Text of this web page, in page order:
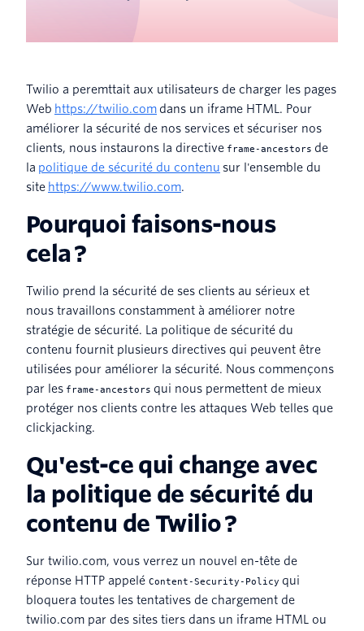
Twilio a peremttait aux utilisateurs de charger les pages
Web https://twilio.comdans un iframe HTML. Pour
améliorer la sécurité de nos services et sécuriser nos
clients, nous instaurons la directive frame-ancestors de
la politique de sécurité du contenu sur l'ensemble du
site https://www.twilio.com.
Pourquoi faisons-nous
cela ?
Twilio prend la sécurité de ses clients au sérieux et
nous travaillons constamment à améliorer notre
stratégie de sécurité. La politique de sécurité du
contenu fournit plusieurs directives qui peuvent être
utilisées pour améliorer la sécurité. Nous commençons
par les frame-ancestors qui nous permettent de mieux
protéger nos clients contre les attaques Web telles que
clickjacking.
Qu'est-ce qui change avec
la politique de sécurité du
contenu de Twilio ?
Sur twilio.com, vous verrez un nouvel en-tête de
réponse HTTP appelé Content-Security-Policy qui
bloquera toutes les tentatives de chargement de
twilio.com par des sites tiers dans un iframe HTML ou